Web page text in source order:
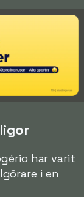
har varit
i en